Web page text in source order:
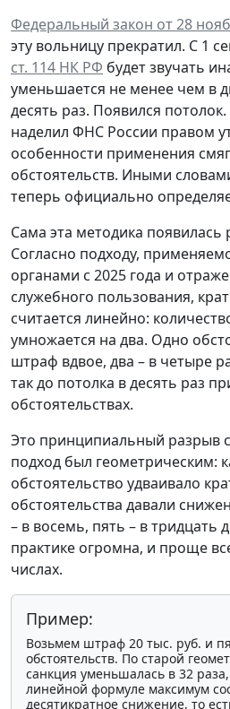
Федеральный закон от 28
эту вольницу прекратил. С 1
ст. 114 НК РФ будет звучать
уменьшается не менее чем в
десять раз. Появился
наделил ФНС России правом
особенности применения
обстоятельств. Иными
теперь официально
Сама эта методика появилась
Согласно подходу,
органами с 2025 года и
служебного пользования,
считается линейно:
умножается на два. Одно
штраф вдвое, два – в четыре
так до потолка в десять раз
обстоятельствах.
Это принципиальный
подход был геометрическим:
обстоятельство удваивало
обстоятельства давали
– в восемь, пять – в тридцать
практике огромна, и проще
числах.
Пример:
Возьмем штраф 20 тыс. руб. и
обстоятельств. По старой
санкция уменьшалась в 32
линейной формуле максимум
десятикратное снижение, то